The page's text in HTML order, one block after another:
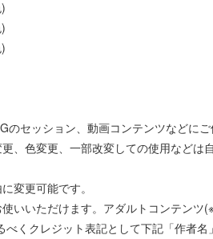
のセッション、動画コンテンツなどに
更、色変更、一部改変しての使用など
変更可能です。
使いいただけます。アダルトコンテンツ
べくクレジット表記として下記「作者